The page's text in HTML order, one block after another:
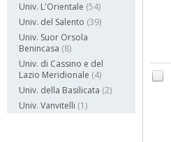
Univ. L'Orientale (54)
Univ. del Salento (39)
Univ. Suor Orsola
Benincasa (8)
Univ. di Cassino e del
Lazio Meridionale (4)
Univ. della Basilicata (2)
Univ. Vanvitelli (1)